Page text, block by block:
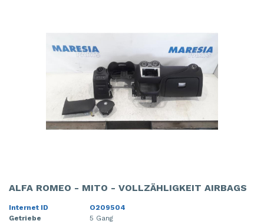
ALFA ROMEO - MITO - VOLLZÄHLIGKEIT AIRBAGS
Internet ID
O209504
Getriebe
5 Gang